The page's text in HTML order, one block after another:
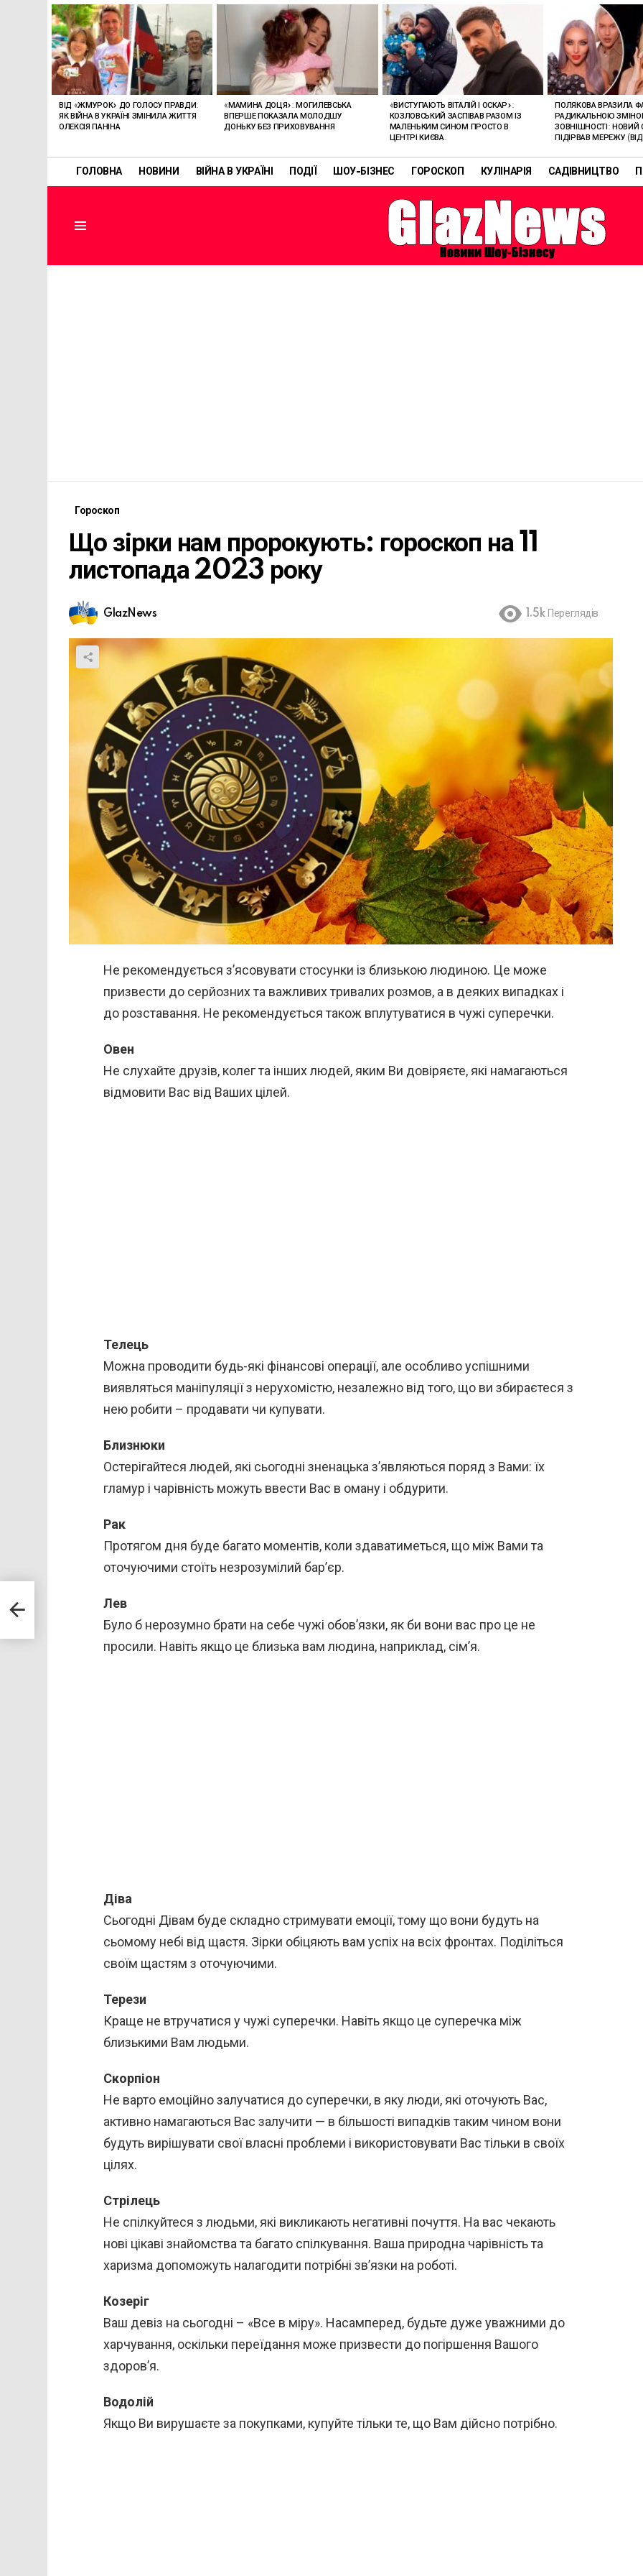
ГОЛОВНА НОВИНИ ВІЙНА В УКРАЇНІ ПОДІЇ ШОУ-БІЗНЕС ГОРОСКОП КУЛІНАРІЯ САДІВНИЦТВО
ОСТАННІ
СТАТТІ
ВІД «ЖМУРОК» ДО ГОЛОСУ ПРАВДИ:
ЯК ВІЙНА В УКРАЇНІ ЗМІНИЛА ЖИТТЯ
ОЛЕКСІЯ ПАНІНА
«МАМИНА ДОЦЯ»: МОГИЛЕВСЬКА
ВПЕРШЕ ПОКАЗАЛА МОЛОДШУ
ДОНЬКУ БЕЗ ПРИХОВУВАННЯ
«ВИСТУПАЮТЬ ВІТАЛІЙ І ОСКАР»:
КОЗЛОВСЬКИЙ ЗАСПІВАВ РАЗОМ ІЗ
МАЛЕНЬКИМ СИНОМ ПРОСТО В
ЦЕНТРІ КИЄВА.
ПОЛЯКОВА ВРАЗИЛА
РАДИКАЛЬНОЮ
ЗОВНІШНОСТІ: НОВИЙ
ПІДІРВАВ МЕРЕЖУ
Гороскоп
Що зірки нам пророкують: гороскоп на 11
листопада 2023 року
GlazNews 1.5k Переглядів
Не рекомендується з’ясовувати стосунки із близькою людиною. Це може
призвести до серйозних та важливих тривалих розмов, а в деяких випадках і
до розставання. Не рекомендується також вплутуватися в чужі суперечки.
Овен
Не слухайте друзів, колег та інших людей, яким Ви довіряєте, які намагаються
відмовити Вас від Ваших цілей.
Телець
Можна проводити будь-які фінансові операції, але особливо успішними
виявляться маніпуляції з нерухомістю, незалежно від того, що ви збираєтеся з
нею робити – продавати чи купувати.
Близнюки
Остерігайтеся людей, які сьогодні зненацька з’являються поряд з Вами: їх
гламур і чарівність можуть ввести Вас в оману і обдурити.
Рак
Протягом дня буде багато моментів, коли здаватиметься, що між Вами та
оточуючими стоїть незрозумілий бар’єр.
Лев
Було б нерозумно брати на себе чужі обов’язки, як би вони вас про це не
просили. Навіть якщо це близька вам людина, наприклад, сім’я.
Діва
Сьогодні Дівам буде складно стримувати емоції, тому що вони будуть на
сьомому небі від щастя. Зірки обіцяють вам успіх на всіх фронтах. Поділіться
своїм щастям з оточуючими.
Терези
Краще не втручатися у чужі суперечки. Навіть якщо це суперечка між
близькими Вам людьми.
Скорпіон
Не варто емоційно залучатися до суперечки, в яку люди, які оточують Вас,
активно намагаються Вас залучити — в більшості випадків таким чином вони
будуть вирішувати свої власні проблеми і використовувати Вас тільки в своїх
цілях.
Стрілець
Не спілкуйтеся з людьми, які викликають негативні почуття. На вас чекають
нові цікаві знайомства та багато спілкування. Ваша природна чарівність та
харизма допоможуть налагодити потрібні зв’язки на роботі.
Козеріг
Ваш девіз на сьогодні – «Все в міру». Насамперед, будьте дуже уважними до
харчування, оскільки переїдання може призвести до погіршення Вашого
здоров’я.
Водолій
Якщо Ви вирушаєте за покупками, купуйте тільки те, що Вам дійсно потрібно.